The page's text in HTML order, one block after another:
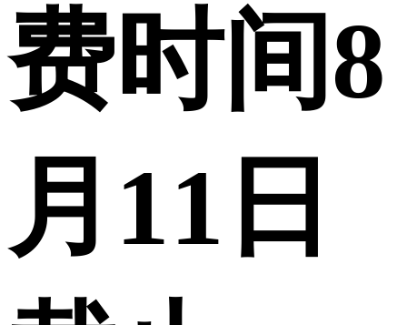
费时间8
月11日